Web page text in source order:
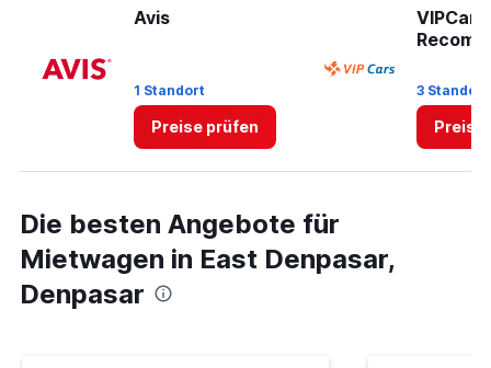
Avis
1 Standort
Preise prüfen
VIPCars
3
Preise
Die besten Angebote für
Mietwagen in East Denpasar,
Denpasar